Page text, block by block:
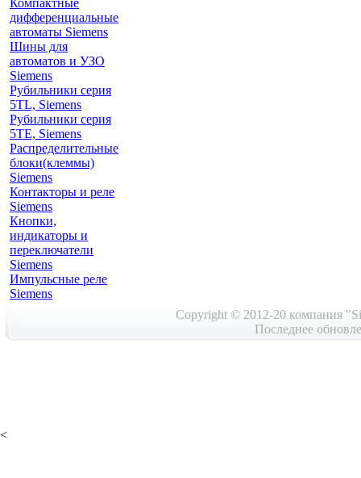
Компактные
дифференциальные
автоматы Siemens
Шины для
автоматов и УЗО
Siemens
Рубильники серия
5TL, Siemens
Рубильники серия
5TE, Siemens
Распределительные
блоки(клеммы)
Siemens
Контакторы и реле
Siemens
Кнопки,
индикаторы и
переключатели
Siemens
Импульсные реле
Siemens
Copyright © 2012-20 компания
Последнее
<